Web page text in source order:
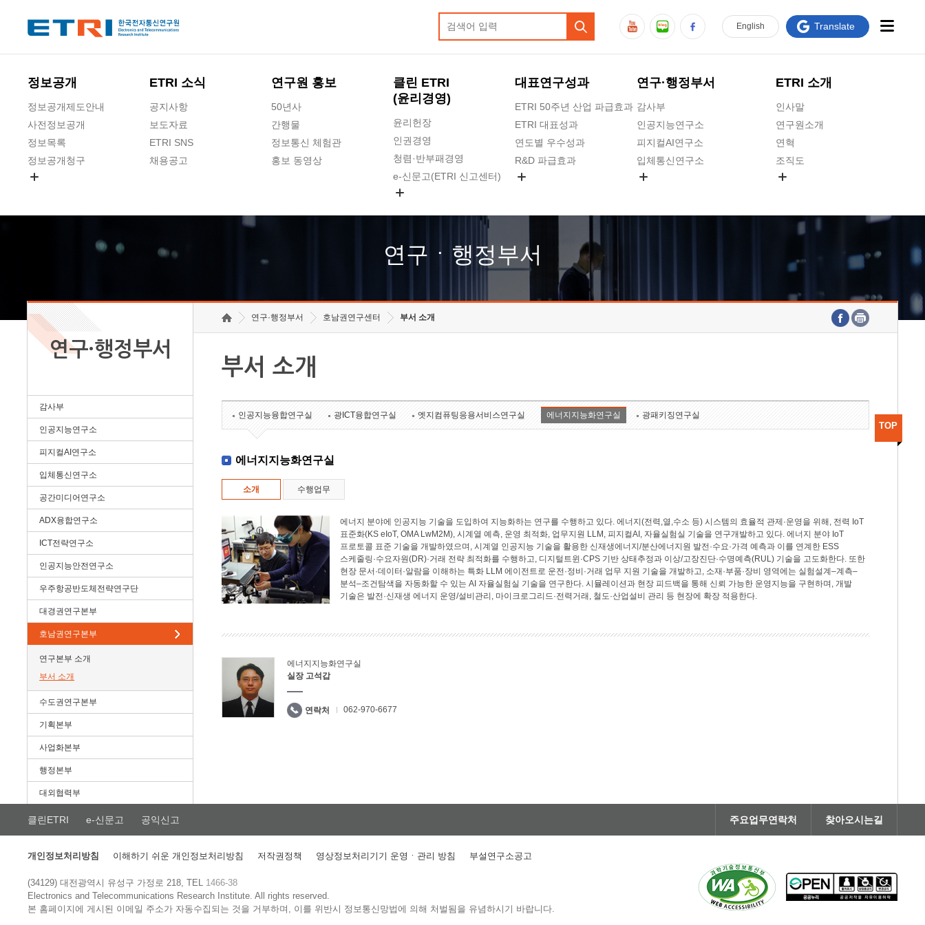
정보공개
정보공개제도안내
사전정보공개
정보목록
정보공개청구
ETRI 소식
공지사항
보도자료
ETRI SNS
채용공고
연구원 홍보
50년사
간행물
정보통신 체험관
홍보 동영상
클린 ETRI
(윤리경영)
윤리헌장
인권경영
청렴·반부패경영
e-신문고(ETRI 신고센터)
고객의소리
수의계약 현황
대표연구성과
ETRI 50주년 산업 파급효과
ETRI 대표성과
연도별 우수성과
R&D 파급효과
연구·행정부서
감사부
인공지능연구소
피지컬AI연구소
입체통신연구소
호남권연구본부
기획본부
ETRI 소개
인사말
연구원소개
연혁
조직도
연구원 고객헌장
주요업무연락처
English Translate
연구ㆍ행정부서
연구·행정부서
감사부
인공지능연구소
피지컬AI연구소
입체통신연구소
공간미디어연구소
ADX융합연구소
ICT전략연구소
인공지능안전연구소
우주항공반도체전략연구단
대경권연구본부
호남권연구본부
연구본부 소개
부서 소개
수도권연구본부
기획본부
사업화본부
행정본부
대외협력부
연구·행정부서 호남권연구센터 부서 소개
부서 소개
인공지능융합연구실 광ICT융합연구실 엣지컴퓨팅응용서비스연구실 에너지지능화연구실 광패키징연구실
에너지지능화연구실
소개 수행업무
에너지 분야에 인공지능 기술을 도입하여 지능화하는 연구를 수행하고 있다. 에너지(전력,열,수소 등) 시스템의 효율적 관제·운영을 위해, 전력 IoT
표준화(KS eIoT, OMA LwM2M), 시계열 예측, 운영 최적화, 업무지원 LLM, 피지컬AI, 자율실험실 기술을 연구개발하고 있다. 에너지 분야 IoT
프로토콜 표준 기술을 개발하였으며, 시계열 인공지능 기술을 활용한 신재생에너지/분산에너지원 발전·수요·가격 예측과 이를 연계한 ESS
스케줄링·수요자원(DR)·거래 전략 최적화를 수행하고, 디지털트윈·CPS 기반 상태추정과 이상/고장진단·수명예측(RUL) 기술을 고도화한다. 또한
현장 문서·데이터·알람을 이해하는 특화 LLM 에이전트로 운전·정비·거래 업무 지원 기술을 개발하고, 소재·부품·장비 영역에는 실험설계–계측–
분석–조건탐색을 자동화할 수 있는 AI 자율실험실 기술을 연구한다. 시뮬레이션과 현장 피드백을 통해 신뢰 가능한 운영지능을 구현하며, 개발
기술은 발전·신재생 에너지 운영/설비관리, 마이크로그리드·전력거래, 철도·산업설비 관리 등 현장에 확장 적용한다.
에너지지능화연구실
실장 고석갑
연락처 062-970-6677
TOP
클린ETRI e-신문고 공익신고 주요업무연락처 찾아오시는길
개인정보처리방침 이해하기 쉬운 개인정보처리방침 저작권정책 영상정보처리기기 운영ㆍ관리 방침 부설연구소공고
(34129) 대전광역시 유성구 가정로 218, TEL 1466-38
Electronics and Telecommunications Research Institute.All rights reserved.
본 홈페이지에 게시된 이메일 주소가 자동수집되는 것을 거부하며, 이를 위반시 정보통신망법에 의해 처벌됨을 유념하시기 바랍니다.